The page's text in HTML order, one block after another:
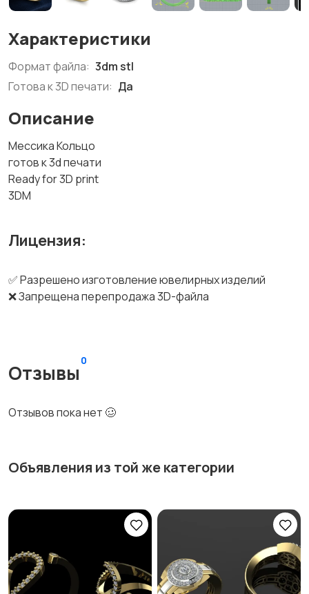
Характеристики
Формат файла: 3dm stl
Готова к 3D печати: Да
Описание
Мессика Кольцо
готов к 3d печати
Ready for 3D print
3DM
Лицензия:
✅ Разрешено изготовление ювелирных изделий
❌ Запрещена перепродажа 3D-файла
Отзывы
0
Отзывов пока нет 🥴
Объявления из той же категории